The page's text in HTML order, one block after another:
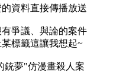
資料直接傳播放送
爭議、與論的案件
標籤這讓我想起~
銃夢"仿漫畫殺人案